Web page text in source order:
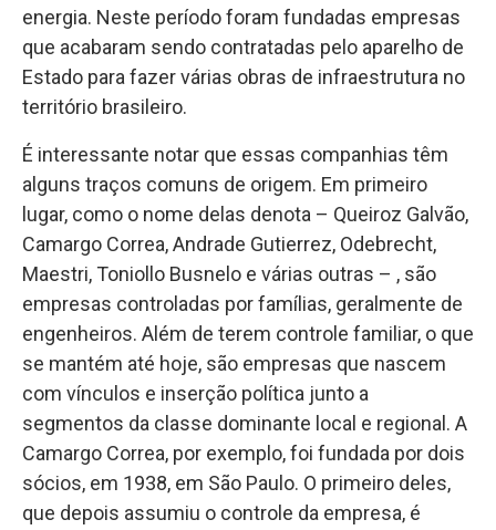
energia. Neste período foram fundadas empresas
que acabaram sendo contratadas pelo aparelho de
Estado para fazer várias obras de infraestrutura no
território brasileiro.
É interessante notar que essas companhias têm
alguns traços comuns de origem. Em primeiro
lugar, como o nome delas denota – Queiroz Galvão,
Camargo Correa, Andrade Gutierrez, Odebrecht,
Maestri, Toniollo Busnelo e várias outras – , são
empresas controladas por famílias, geralmente de
engenheiros. Além de terem controle familiar, o que
se mantém até hoje, são empresas que nascem
com vínculos e inserção política junto a
segmentos da classe dominante local e regional. A
Camargo Correa, por exemplo, foi fundada por dois
sócios, em 1938, em São Paulo. O primeiro deles,
que depois assumiu o controle da empresa, é